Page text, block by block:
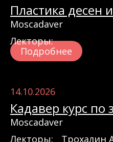
Пластика десен
Moscadaver
Лекторы:
Подробнее
14.10.2026
Кадавер курс по
Moscadaver
Лекторы:
Трохалин